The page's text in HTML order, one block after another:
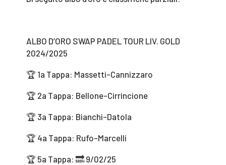
ALBO D’ORO SWAP PADEL TOUR LIV. GOLD
2024/2025
🏆 1a Tappa: Massetti-Cannizzaro
🏆 2a Tappa: Bellone-Cirrincione
🏆 3a Tappa: Bianchi-Datola
🏆 4a Tappa: Rufo-Marcelli
🏆 5a Tappa: 🔜 9/02/25